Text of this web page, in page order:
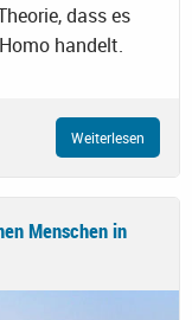
dass es
handelt.
Weiterlesen
Menschen in